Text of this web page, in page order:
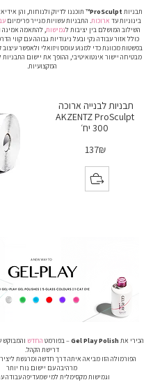
תבניות ProSculpt™ תוכננו לדיוק ולנוחות, והן
בינוניות עד ארוכות. התבניות עשויות מנייר פרימיום
השילוב המושלם בין יציבות לגמישות, להתאמה אמינה
כולל אזור עבודה נקי ובעל ניגודיות גבוהה עם קווי
בפשטות מכוונת כדי למנוע עומס ויזואלי ולאפשר עיצוב
מבטיחה יישור אינטואיטיבי, ההופך את יישום התבניות
המקצועיות.
תבניות לבנייה ארוכה
AKZENTZ ProSculpt
300 יח׳
137₪
הכירי את Gel Play Polish– בפורמט החדש
דרישת הקהל.
הפורמולה הזו מביאה איתה דרך חדשה ומרגשת
מרהיבה עם יישום נוח יותר
וגמישות מקסימלית למי שמעדיפה עבודה